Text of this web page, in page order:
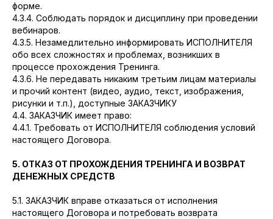
форме.
4.3.4. Соблюдать порядок и дисциплину при проведении
вебинаров.
4.3.5. Незамедлительно информировать ИСПОЛНИТЕЛЯ
обо всех сложностях и проблемах, возникших в
процессе прохождения Тренинга.
4.3.6. Не передавать никаким третьим лицам материалы
и прочий контент (видео, аудио, текст, изображения,
рисунки и т.п.), доступные ЗАКАЗЧИКУ
4.4. ЗАКАЗЧИК имеет право:
4.4.1. Требовать от ИСПОЛНИТЕЛЯ соблюдения условий
настоящего Договора.
5. ОТКАЗ ОТ ПРОХОЖДЕНИЯ ТРЕНИНГА И ВОЗВРАТ
ДЕНЕЖНЫХ СРЕДСТВ
5.1. ЗАКАЗЧИК вправе отказаться от исполнения
настоящего Договора и потребовать возврата